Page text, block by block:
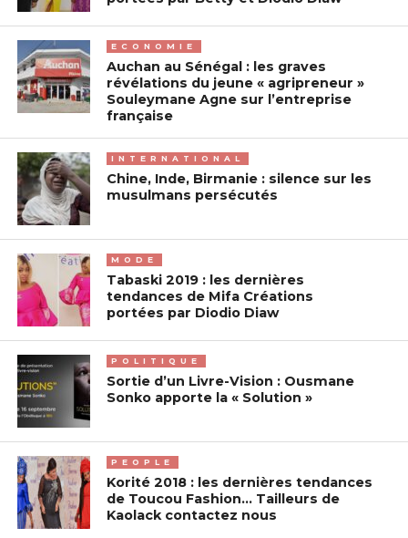
ECONOMIE
Auchan au Sénégal : les graves
révélations du jeune « agripreneur »
Souleymane Agne sur l’entreprise
française
INTERNATIONAL
Chine, Inde, Birmanie : silence sur les
musulmans persécutés
MODE
Tabaski 2019 : les dernières
tendances de Mifa Créations
portées par Diodio Diaw
POLITIQUE
Sortie d’un Livre-Vision : Ousmane
Sonko apporte la « Solution »
PEOPLE
Korité 2018 : les dernières tendances
de Toucou Fashion… Tailleurs de
Kaolack contactez nous